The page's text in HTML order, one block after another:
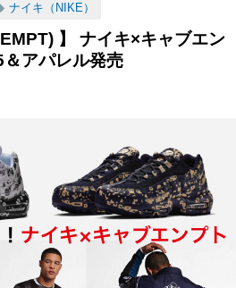
ナイキ（NIKE）
】 ナイキ×キャブエン
アパレル発売